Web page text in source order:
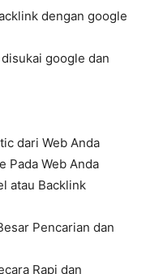
dengan google
google dan
dari Web Anda
Pada Web Anda
atau Backlink
Pencarian dan
Rapi dan